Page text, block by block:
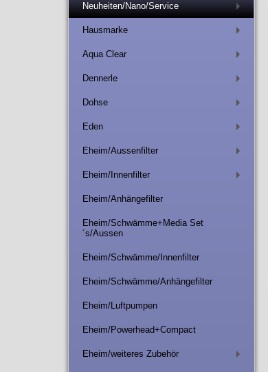
Neuheiten/Nano/Service
Hausmarke
Aqua Clear
Dennerle
Dohse
Eden
Eheim/Aussenfilter
Eheim/Innenfilter
Eheim/Anhängefilter
Eheim/Schwämme+Media Set
´s/Aussen
Eheim/Schwämme/Innenfilter
Eheim/Schwämme/Anhängefilter
Eheim/Luftpumpen
Eheim/Powerhead+Compact
Eheim/weiteres Zubehör